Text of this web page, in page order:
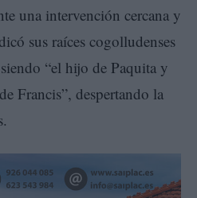
una intervención cercana y
sus raíces cogolludenses
“el hijo de Paquita y
Francis”, despertando la